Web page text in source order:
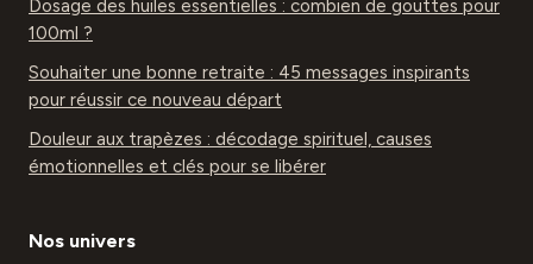
Dosage des huiles essentielles : combien de gouttes pour
100ml ?
Souhaiter une bonne retraite : 45 messages inspirants
pour réussir ce nouveau départ
Douleur aux trapèzes : décodage spirituel, causes
émotionnelles et clés pour se libérer
Nos univers